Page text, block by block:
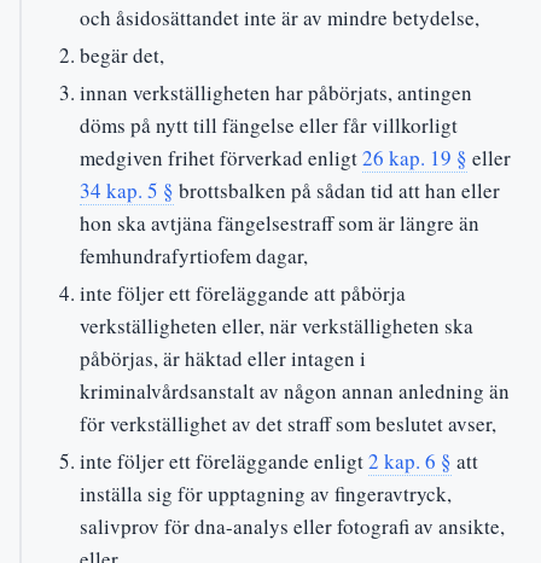
och åsidosättandet inte är av mindre betydelse,
begär det,
innan verkställigheten har påbörjats, antingen
döms på nytt till fängelse eller får villkorligt
medgiven frihet förverkad enligt26 kap. 19 § eller
34 kap. 5 § brottsbalken på sådan tid att han eller
hon ska avtjäna fängelsestraff som är längre än
femhundrafyrtiofem dagar,
inte följer ett föreläggande att påbörja
verkställigheten eller, när verkställigheten ska
påbörjas, är häktad eller intagen i
kriminalvårdsanstalt av någon annan anledning än
för verkställighet av det straff som beslutet avser,
inte följer ett föreläggande enligt2 kap. 6 § att
inställa sig för upptagning av fingeravtryck,
salivprov för dna-analys eller fotografi av ansikte,